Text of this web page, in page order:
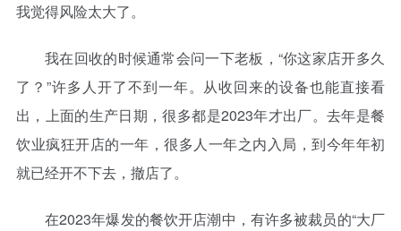
我觉得风险太大了。
我在回收的时候通常会问一下老板，“你这家店开多久
了？”许多人开了不到一年。从收回来的设备也能直接看
出，上面的生产日期，很多都是2023年才出厂。去年是餐
饮业疯狂开店的一年，很多人一年之内入局，到今年年初
就已经开不下去，撤店了。
在2023年爆发的餐饮开店潮中，有许多被裁员的“大厂